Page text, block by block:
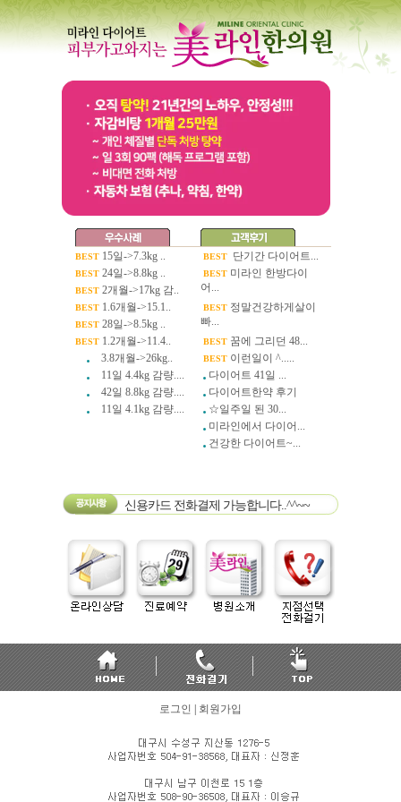
BEST 15일->7.3kg ..
BEST 24일->8.8kg ..
BEST 2개월->17kg 감..
BEST 1.6개월->15.1..
BEST 28일->8.5kg ..
BEST 1.2개월->11.4..
3.8개월->26kg..
11일 4.4kg 감량....
42일 8.8kg 감량....
11일 4.1kg 감량....
BEST 단기간 다이어트...
BEST 미라인 한방다이
어...
BEST 정말건강하게살이
빠...
BEST 꿈에 그리던 48...
BEST 이런일이 ^.....
다이어트 41일 ...
다이어트한약 후기
☆일주일 된 30...
미라인에서 다이어...
건강한 다이어트~...
신용카드 전화결제 가능합니다..^^~~
로그인 회원가입